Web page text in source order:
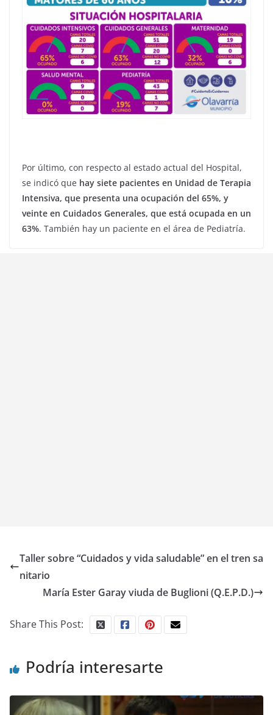
Por último, con respecto al estado actual del Hospital,
se indicó que hay siete pacientes en Unidad de Terapia
Intensiva, que presenta una ocupación del 65%, y
veinte en Cuidados Generales, que está ocupada en un
63%. También hay un paciente en el área de Pediatría.
Taller sobre “Cuidados y vida saludable” en el tren sa
nitario
María Ester Garay viuda de Buglioni (Q.E.P.D.)
Share This Post:
Podría interesarte